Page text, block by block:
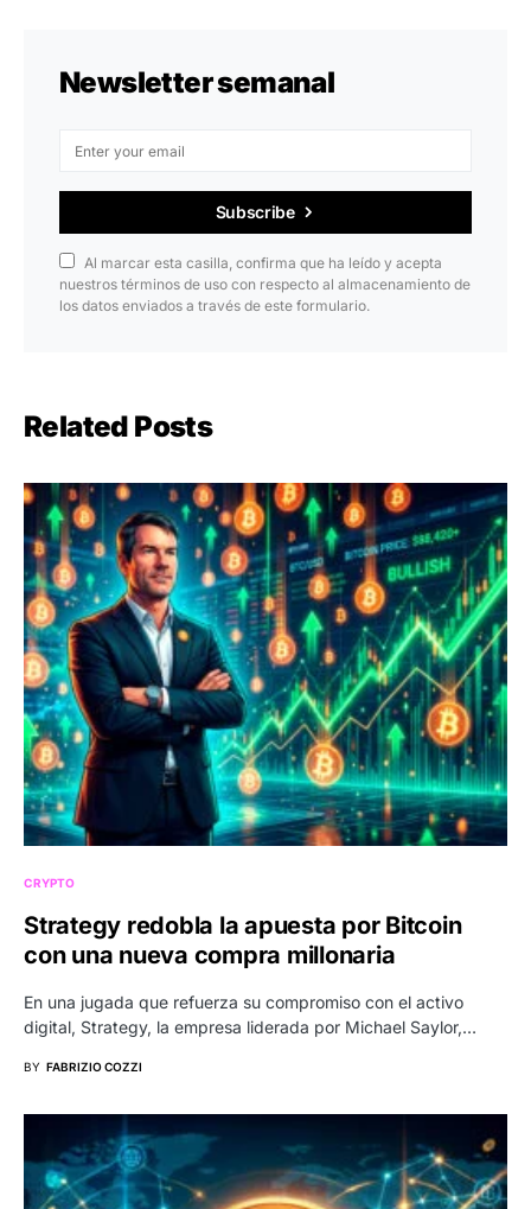
Newsletter semanal
Subscribe
Al marcar esta casilla, confirma que ha leído y acepta
nuestros términos de uso con respecto al almacenamiento de
los datos enviados a través de este formulario.
Related Posts
CRYPTO
Strategy redobla la apuesta por Bitcoin
con una nueva compra millonaria
En una jugada que refuerza su compromiso con el activo
digital, Strategy, la empresa liderada por Michael Saylor,…
BY FABRIZIO COZZI